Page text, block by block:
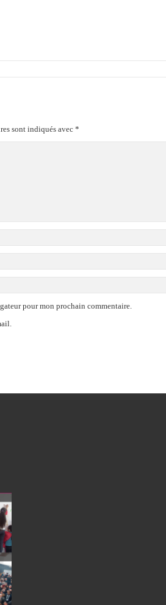
sont indiqués avec *
pour mon prochain commentaire.